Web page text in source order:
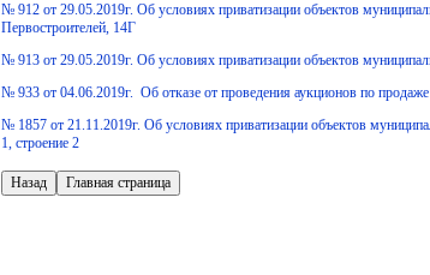
№ 912 от 29.05.2019г. Об условиях приватизации объектов
Первостроителей, 14Г
№ 913 от 29.05.2019г. Об условиях приватизации объектов
№ 933 от 04.06.2019г. Об отказе от проведения аукционов по
№ 1857 от 21.11.2019г. Об условиях приватизации объектов
1, строение 2